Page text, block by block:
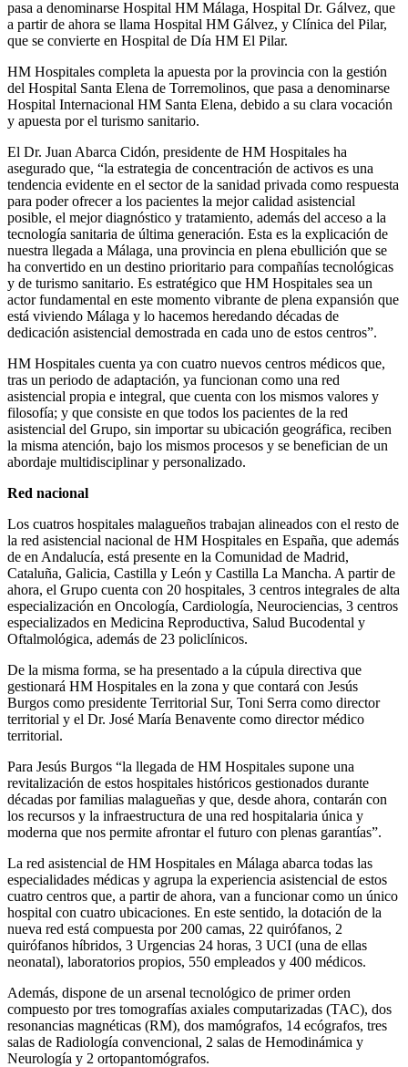
pasa a denominarse Hospital HM Málaga, Hospital Dr. Gálvez, que
a partir de ahora se llama Hospital HM Gálvez, y Clínica del Pilar,
que se convierte en Hospital de Día HM El Pilar.
HM Hospitales completa la apuesta por la provincia con la gestión
del Hospital Santa Elena de Torremolinos, que pasa a denominarse
Hospital Internacional HM Santa Elena, debido a su clara vocación
y apuesta por el turismo sanitario.
El Dr. Juan Abarca Cidón, presidente de HM Hospitales ha
asegurado que, “la estrategia de concentración de activos es una
tendencia evidente en el sector de la sanidad privada como respuesta
para poder ofrecer a los pacientes la mejor calidad asistencial
posible, el mejor diagnóstico y tratamiento, además del acceso a la
tecnología sanitaria de última generación. Esta es la explicación de
nuestra llegada a Málaga, una provincia en plena ebullición que se
ha convertido en un destino prioritario para compañías tecnológicas
y de turismo sanitario. Es estratégico que HM Hospitales sea un
actor fundamental en este momento vibrante de plena expansión que
está viviendo Málaga y lo hacemos heredando décadas de
dedicación asistencial demostrada en cada uno de estos centros”.
HM Hospitales cuenta ya con cuatro nuevos centros médicos que,
tras un periodo de adaptación, ya funcionan como una red
asistencial propia e integral, que cuenta con los mismos valores y
filosofía; y que consiste en que todos los pacientes de la red
asistencial del Grupo, sin importar su ubicación geográfica, reciben
la misma atención, bajo los mismos procesos y se benefician de un
abordaje multidisciplinar y personalizado.
Red nacional
Los cuatros hospitales malagueños trabajan alineados con el resto de
la red asistencial nacional de HM Hospitales en España, que además
de en Andalucía, está presente en la Comunidad de Madrid,
Cataluña, Galicia, Castilla y León y Castilla La Mancha. A partir de
ahora, el Grupo cuenta con 20 hospitales, 3 centros integrales de alta
especialización en Oncología, Cardiología, Neurociencias, 3 centros
especializados en Medicina Reproductiva, Salud Bucodental y
Oftalmológica, además de 23 policlínicos.
De la misma forma, se ha presentado a la cúpula directiva que
gestionará HM Hospitales en la zona y que contará con Jesús
Burgos como presidente Territorial Sur, Toni Serra como director
territorial y el Dr. José María Benavente como director médico
territorial.
Para Jesús Burgos “la llegada de HM Hospitales supone una
revitalización de estos hospitales históricos gestionados durante
décadas por familias malagueñas y que, desde ahora, contarán con
los recursos y la infraestructura de una red hospitalaria única y
moderna que nos permite afrontar el futuro con plenas garantías”.
La red asistencial de HM Hospitales en Málaga abarca todas las
especialidades médicas y agrupa la experiencia asistencial de estos
cuatro centros que, a partir de ahora, van a funcionar como un único
hospital con cuatro ubicaciones. En este sentido, la dotación de la
nueva red está compuesta por 200 camas, 22 quirófanos, 2
quirófanos híbridos, 3 Urgencias 24 horas, 3 UCI (una de ellas
neonatal), laboratorios propios, 550 empleados y 400 médicos.
Además, dispone de un arsenal tecnológico de primer orden
compuesto por tres tomografías axiales computarizadas (TAC), dos
resonancias magnéticas (RM), dos mamógrafos, 14 ecógrafos, tres
salas de Radiología convencional, 2 salas de Hemodinámica y
Neurología y 2 ortopantomógrafos.